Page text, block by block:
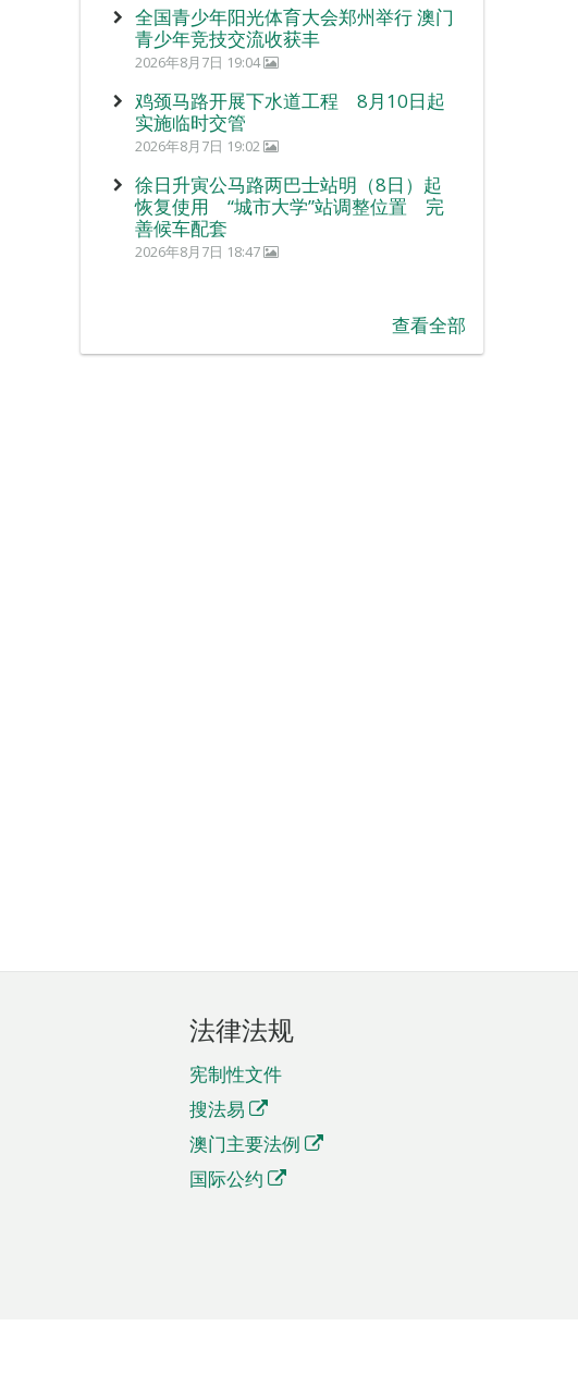
全国青少年阳光体育大会郑州举行 澳门
青少年竞技交流收获丰
2026年8月7日 19:04
鸡颈马路开展下水道工程 8月10日起
实施临时交管
2026年8月7日 19:02
徐日升寅公马路两巴士站明（8日）起
恢复使用 “城市大学”站调整位置 完
善候车配套
2026年8月7日 18:47
查看全部
法律法规
宪制性文件
搜法易
澳门主要法例
国际公约